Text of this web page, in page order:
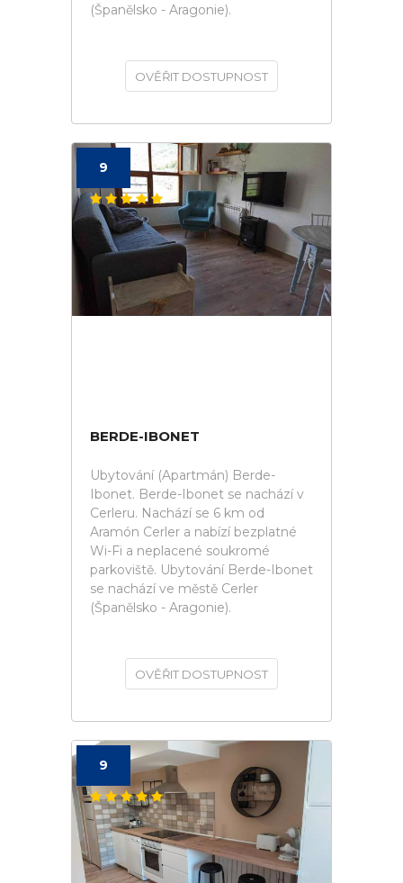
(Španělsko - Aragonie).
OVĚŘIT DOSTUPNOST
9
BERDE-IBONET
Ubytování (Apartmán) Berde-
Ibonet. Berde-Ibonet se nachází v
Cerleru. Nachází se 6 km od
Aramón Cerler a nabízí bezplatné
Wi-Fi a neplacené soukromé
parkoviště. Ubytování Berde-Ibonet
se nachází ve městě Cerler
(Španělsko - Aragonie).
OVĚŘIT DOSTUPNOST
9